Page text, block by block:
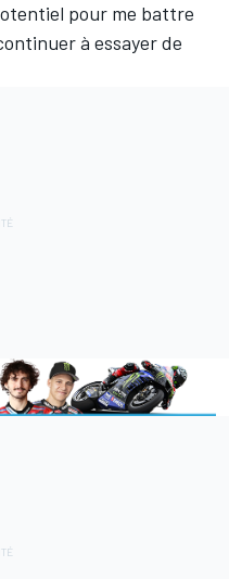
pour me battre
à essayer de